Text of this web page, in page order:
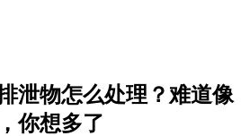
泄物怎么处理？难道像
你想多了